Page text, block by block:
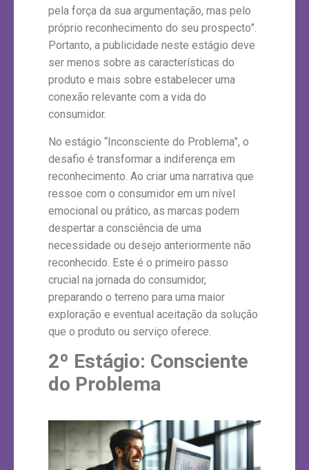
pela força da sua argumentação, mas pelo
próprio reconhecimento do seu prospecto”.
Portanto, a publicidade neste estágio deve
ser menos sobre as características do
produto e mais sobre estabelecer uma
conexão relevante com a vida do
consumidor.
No estágio “Inconsciente do Problema”, o
desafio é transformar a indiferença em
reconhecimento. Ao criar uma narrativa que
ressoe com o consumidor em um nível
emocional ou prático, as marcas podem
despertar a consciência de uma
necessidade ou desejo anteriormente não
reconhecido. Este é o primeiro passo
crucial na jornada do consumidor,
preparando o terreno para uma maior
exploração e eventual aceitação da solução
que o produto ou serviço oferece.
2º Estágio: Consciente
do Problema